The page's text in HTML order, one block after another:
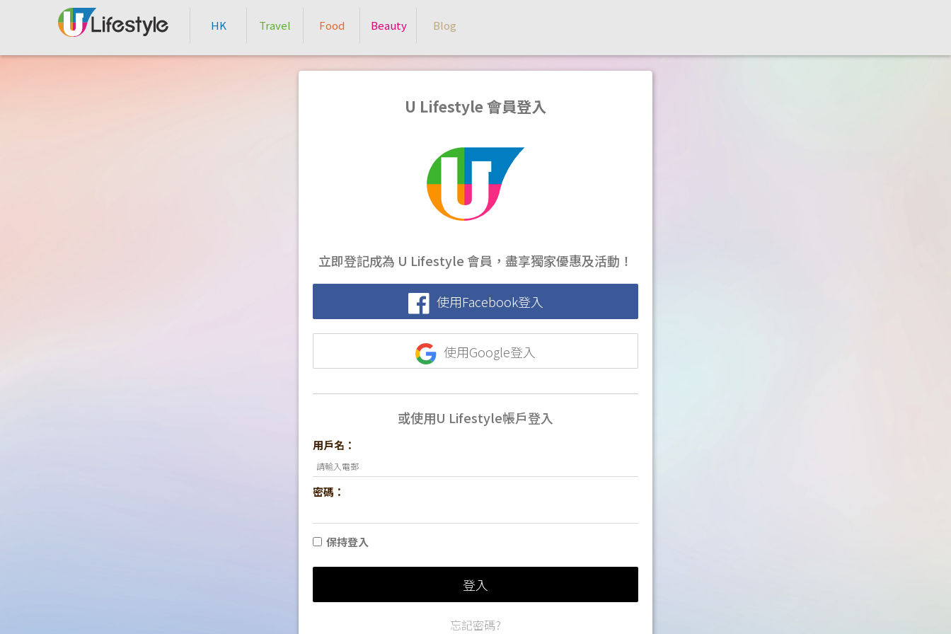
HK Travel Food Beauty Blog
U Lifestyle 會員登入
立即登記成為 U Lifestyle 會員，盡享獨家優惠及活動！
使用Facebook登入
使用Google登入
或使用U Lifestyle帳戶登入
用戶名：
密碼：
保持登入
登入
忘記密碼?